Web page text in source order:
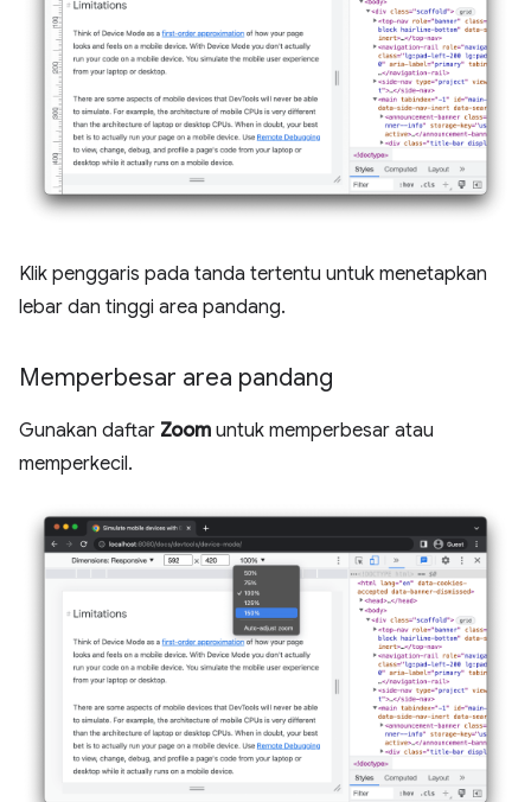
Klik penggaris pada tanda tertentu untuk menetapkan
lebar dan tinggi area pandang.
Memperbesar area pandang
Gunakan daftar Zoom untuk memperbesar atau
memperkecil.